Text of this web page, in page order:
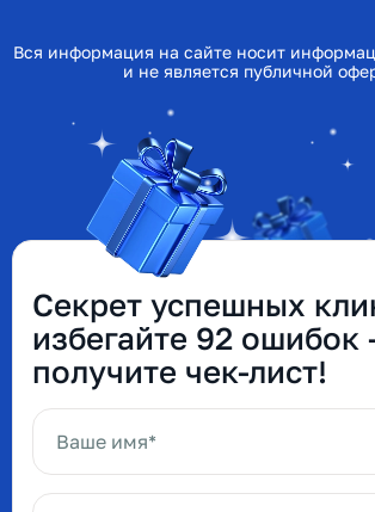
Вся информация на сайте носит
и не является публичной
Секрет успешных
избегайте 92 ошибок
получите чек-лист!